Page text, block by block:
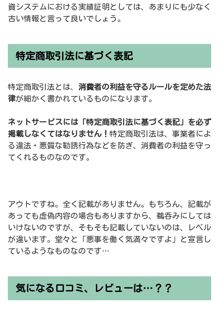
資システムにおける実績証明としては、あまりにも少なく
古い情報と言って良いでしょう。
特定商取引法に基づく表記
特定商取引法とは、 消費者の利益を守るルールを定めた法
律が細かく書かれているものになります。
ネットサービスには「特定商取引法に基づく表記」を必ず
掲載しなくてはなりません！ 特定商取引法は、事業者によ
る違法・悪質な勧誘行為などを防ぎ、消費者の利益を守っ
てくれるものなのです。
アウトですね。全く記載がありません。もちろん、記載が
あっても虚偽内容の場合もありますから、鵜呑みにしては
いけないのですが、そもそも記載していないのは、レベル
が違います。堂々と「悪事を働く気満々ですよ」と宣言し
ているようなものなのです…
気になる口コミ、レビューは…？？